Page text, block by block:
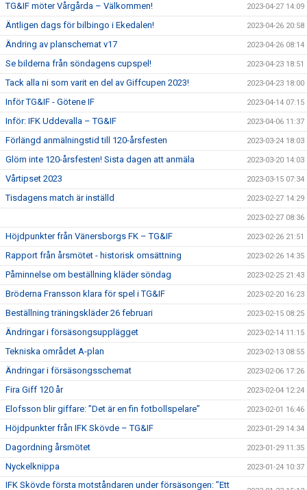
TG&IF möter Vårgårda – Välkommen! 2023-04-27 14:09
Äntligen dags för bilbingo i Ekedalen! 2023-04-26 20:58
Ändring av planschemat v17 2023-04-26 08:14
Se bilderna från söndagens cupspel! 2023-04-23 18:51
Tack alla ni som varit en del av Giffcupen 2023! 2023-04-23 18:00
Inför TG&IF - Götene IF 2023-04-14 07:15
Inför: IFK Uddevalla – TG&IF 2023-04-06 11:37
Förlängd anmälningstid till 120-årsfesten 2023-03-24 18:03
Glöm inte 120-årsfesten! Sista dagen att anmäla 2023-03-20 14:03
Vårtipset 2023 2023-03-15 07:34
Tisdagens match är inställd 2023-02-27 14:29
2023-02-27 08:36
Höjdpunkter från Vänersborgs FK – TG&IF 2023-02-26 21:51
Rapport från årsmötet - historisk omsättning 2023-02-26 14:35
Påminnelse om beställning kläder söndag 2023-02-25 21:43
Bröderna Fransson klara för spel i TG&IF 2023-02-20 16:23
Beställning träningskläder 26 februari 2023-02-15 08:25
Ändringar i försäsongsupplägget 2023-02-14 11:15
Tekniska området A-plan 2023-02-13 08:55
Ändringar i försäsongsschemat 2023-02-06 17:26
Fira Giff 120 år 2023-02-04 12:24
Elofsson blir giffare: ”Det är en fin fotbollspelare” 2023-02-01 16:46
Höjdpunkter från IFK Skövde – TG&IF 2023-01-29 14:34
Dagordning årsmötet 2023-01-29 11:35
Nyckelknippa 2023-01-24 10:37
IFK Skövde första motståndaren under försäsongen: ”Ett